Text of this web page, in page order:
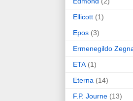
Ellicott (1)
Epos (3)
Ermenegildo
ETA (1)
Eterna (14)
F.P. Journe (13)